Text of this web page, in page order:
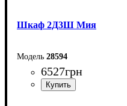
Шкаф 2Д3Ш Мия
28594
6527грн